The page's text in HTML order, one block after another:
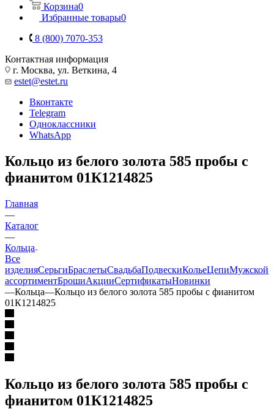
Корзина0
Избранные товары0
8 (800) 7070-353
Контактная информация
г. Москва, ул. Веткина, 4
estet@estet.ru
Вконтакте
Telegram
Одноклассники
WhatsApp
Кольцо из белого золота 585 пробы с
фианитом 01К1214825
Главная
—
Каталог
—
Кольца
Все
изделияСерьгиБраслетыСвадьбаПодвескиКольеЦепиМужской
ассортиментБрошиАкцииСертификатыНовинки
—Кольца—Кольцо из белого золота 585 пробы с фианитом
01К1214825
Кольцо из белого золота 585 пробы с
фианитом 01К1214825